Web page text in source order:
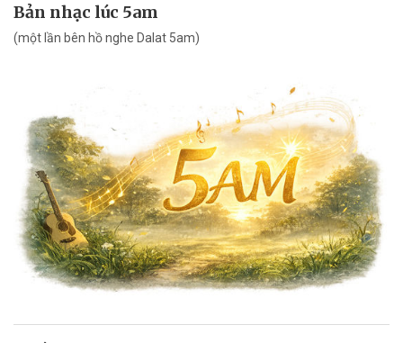
Bản nhạc lúc 5am
(một lần bên hồ nghe Dalat 5am)